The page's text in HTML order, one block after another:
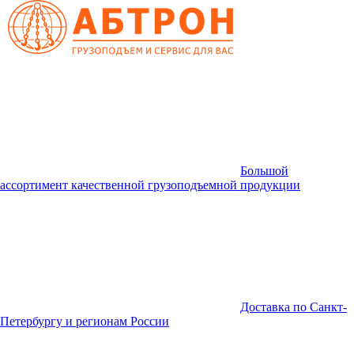
Большой
ассортимент качественной грузоподъемной продукции
Доставка по Санкт-
Петербургу и регионам России